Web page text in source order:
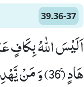
39.36-37
اَلَیْسَ اللّٰهُ بِكَافٍ
هَادٍۚ (36) وَ مَنْ یَّهْدِ اللّٰهُ فَمَا لَهٗ مِنْ مُّضِلٍّؕ-اَلَیْسَ اللّٰهُ بِعَزِیْزٍ ذِی انْتِقَامٍ(37)